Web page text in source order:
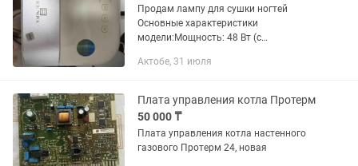
Продам лампу для сушки ногтей
Основные характеристики
модели:Мощность: 48 Вт (с
для чувствительных
(гибридная), подходит для сушки
любых...
Актобе, 31 июля
Плата управления котла Протерм
50 000 ₸
Плата управления котла настенного
газового Протерм 24, новая